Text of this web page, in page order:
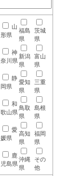
山
形県
福島
県
茨城
県
神
奈川県
新潟
県
富山
県
静
岡県
愛知
県
三重
県
和
歌山県
鳥取
県
島根
県
愛
媛県
高知
県
福岡
県
鹿
児島県
沖縄
県
その
他